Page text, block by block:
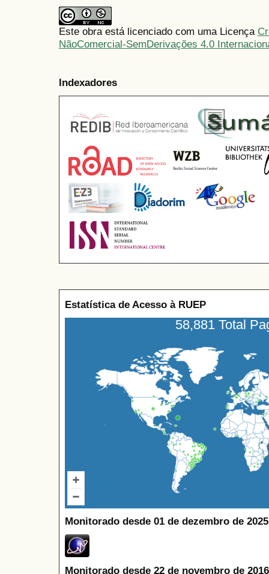
Este obra está licenciado com uma Licença
NãoComercial-SemDerivações 4.0
Indexadores
Estatística de Acesso à RUEP
58,881 Total
Monitorado desde 01 de dezembro de
Monitorado desde 22 de novembro de